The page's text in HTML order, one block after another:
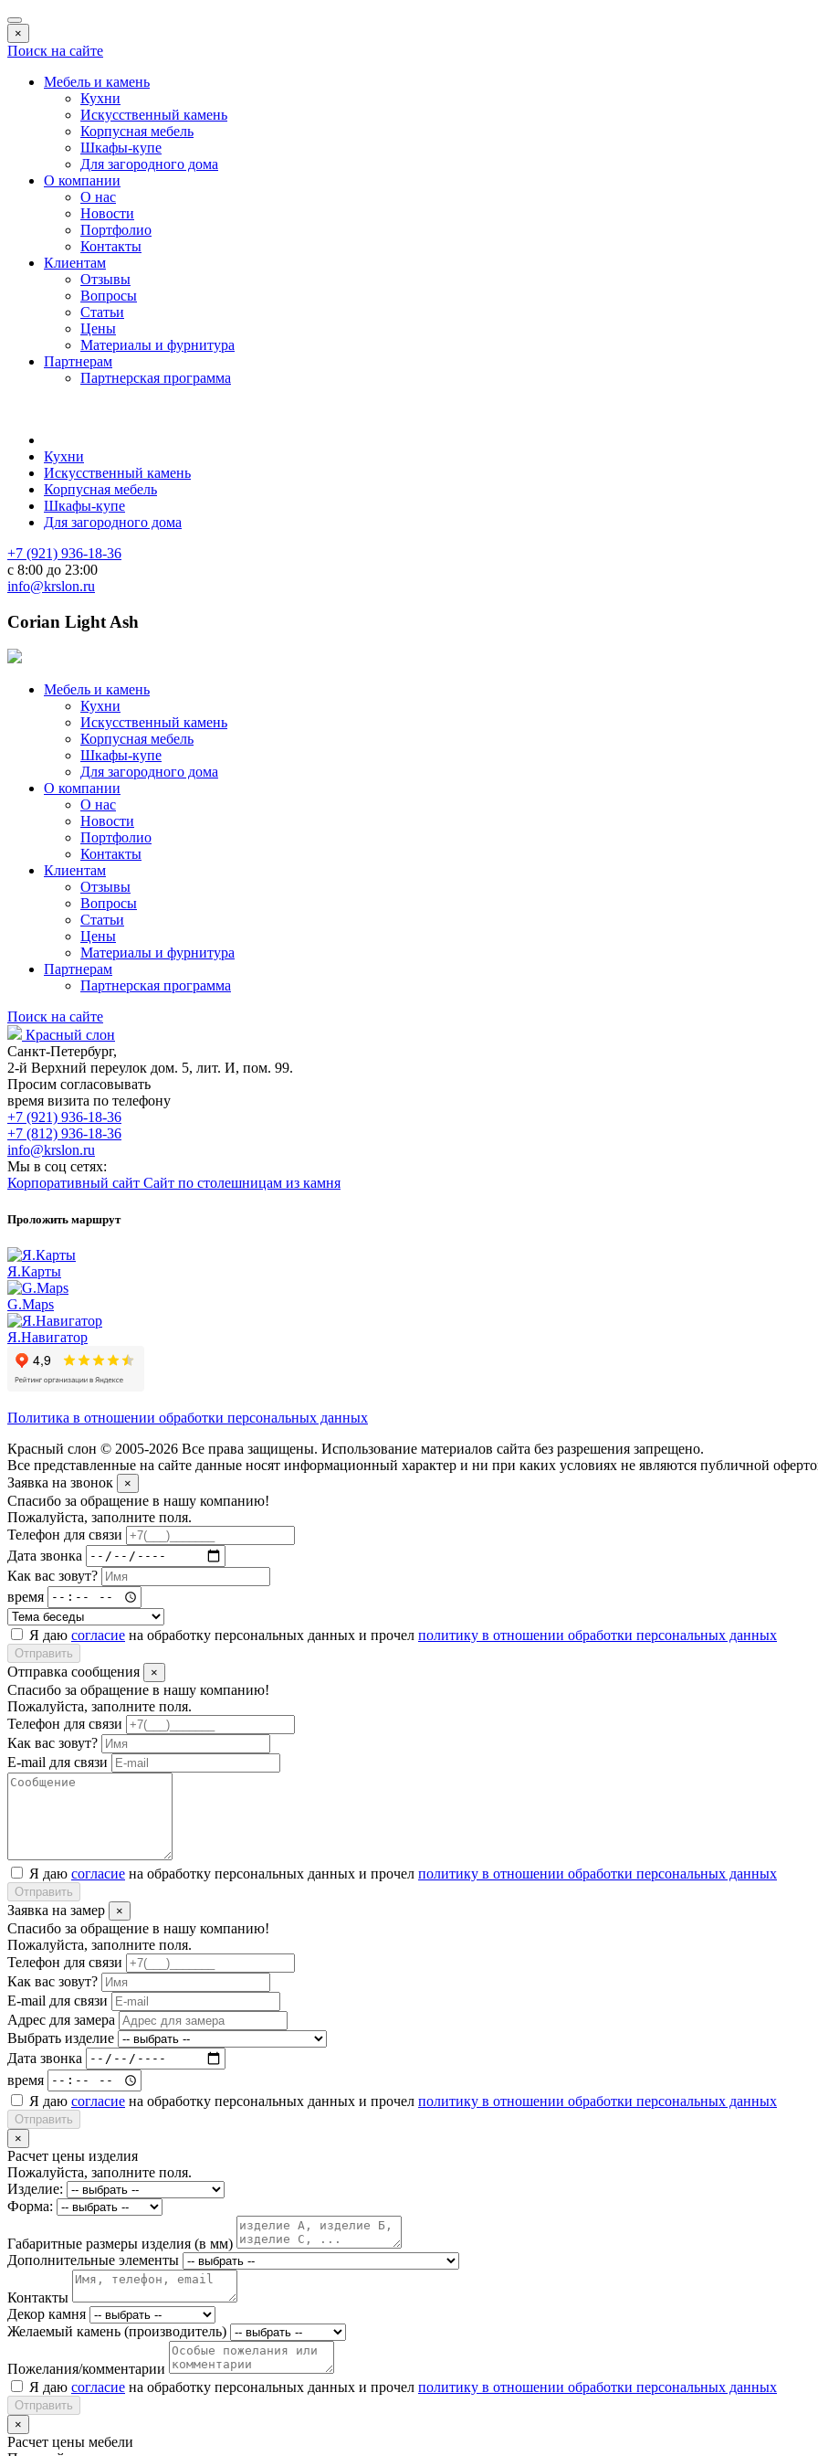
×
Поиск на сайте
Мебель и камень
Кухни
Искусственный камень
Корпусная мебель
Шкафы-купе
Для загородного дома
О компании
О нас
Новости
Портфолио
Контакты
Клиентам
Отзывы
Вопросы
Статьи
Цены
Материалы и фурнитура
Партнерам
Партнерская программа
Кухни
Искусственный камень
Корпусная мебель
Шкафы-купе
Для загородного дома
+7 (921) 936-18-36
с 8:00 до 23:00
info@krslon.ru
Corian Light Ash
Мебель и камень
Кухни
Искусственный камень
Корпусная мебель
Шкафы-купе
Для загородного дома
О компании
О нас
Новости
Портфолио
Контакты
Клиентам
Отзывы
Вопросы
Статьи
Цены
Материалы и фурнитура
Партнерам
Партнерская программа
Поиск на сайте
Красный слон
Санкт-Петербург,
2-й Верхний переулок дом. 5, лит. И, пом. 99.
Просим согласовывать
время визита по телефону
+7 (921) 936-18-36
+7 (812) 936-18-36
info@krslon.ru
Мы в соц сетях:
Корпоративный сайт Сайт по столешницам из камня
Проложить маршрут
Я.Карты
G.Maps
Я.Навигатор
Политика в отношении обработки персональных данных
Красный слон © 2005-2026 Все права защищены. Использование материалов сайта без разрешения запрещено.
Все представленные на сайте данные носят информационный характер и ни при каких условиях не являются публичной
Заявка на звонок
×
Спасибо за обращение в нашу компанию!
Пожалуйста, заполните поля.
Телефон для связи
Дата звонка
Как вас зовут?
время
Я даю согласие на обработку персональных данных и прочел политику в отношении обработки персональных данных
Отправить
Отправка сообщения ×
Спасибо за обращение в нашу компанию!
Пожалуйста, заполните поля.
Телефон для связи
Как вас зовут?
E-mail для связи
Я даю согласие на обработку персональных данных и прочел политику в отношении обработки персональных данных
Отправить
Заявка на замер ×
Спасибо за обращение в нашу компанию!
Пожалуйста, заполните поля.
Телефон для связи
Как вас зовут?
E-mail для связи
Адрес для замера
Выбрать изделие
Дата звонка
время
Я даю согласие на обработку персональных данных и прочел политику в отношении обработки персональных данных
Отправить
×
Расчет цены изделия
Пожалуйста, заполните поля.
Изделие:
Форма:
Габаритные размеры изделия (в мм)
Дополнительные элементы
Контакты
Декор камня
Желаемый камень (производитель)
Пожелания/комментарии
Я даю согласие на обработку персональных данных и прочел политику в отношении обработки персональных данных
Отправить
×
Расчет цены мебели